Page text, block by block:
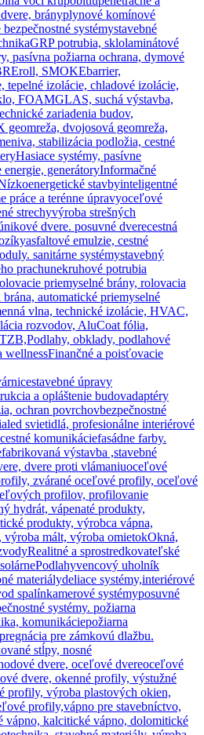
brányplynové komínové
systémystavebné
GRP potrubia, sklolaminátové
pasívna požiarna ochrana, dymové
SMOKEbarrier,
tepelné izolácie, chladové izolácie,
FOAMGLAS, suchá výstavba,
zariadenia budov,
geomreža, dvojosová geomreža,
stabilizácia podložia, cestné
Hasiace systémy, pasívne
energie, generátoryInformačné
stavbyinteligentné
práce a terénne úpravyoceľové
strechyvýroba strešných
dvere. posuvné dverecestná
asfaltové emulzie, cestné
sanitárne systémystavebný
prachunekruhové potrubia
priemyselné brány, rolovacia
automatické priemyselné
vlna, technické izolácie, HVAC,
rozvodov, AluCoat fólia,
Podlahy, obklady, podlahové
wellnessFinančné a poisťovacie
stavebné úpravy
a opláštenie budovadaptéry
ochran povrchovbezpečnostné
led svietidlá, profesionálne interiérové
komunikáciefasádne farby.
výstavba ,stavebné
dvere proti vlámaniuoceľové
zvárané oceľové profily, oceľové
profilov, profilovanie
hydrát, vápenaté produkty,
produkty, výrobca vápna,
výroba mált, výroba omietokOkná,
Realitné a sprostredkovateľské
Podlahyvencový uholník
materiálydeliace systémy,interiérové
spalínkamerové systémyposuvné
systémy. požiarna
komunikáciepožiarna
pre zámkovú dlažbu.
stĺpy, nosné
dvere, oceľové dvereoceľové
dvere, okenné profily, výstužné
profily, výroba plastových okien,
profily,vápno pre stavebníctvo,
vápno, kalcitické vápno, dolomitické